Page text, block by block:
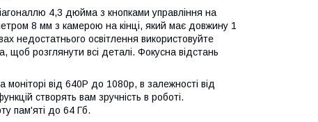
4,3 дюйма з кнопками управління на
8 мм з камерою на кінці, який має довжину 1
недостатнього освітлення використовуйте
щоб розглянути всі деталі. Фокусна відстань
від 640Р до 1080р, в залежності від
створять вам зручність в роботі.
пам'яті до 64 Гб.